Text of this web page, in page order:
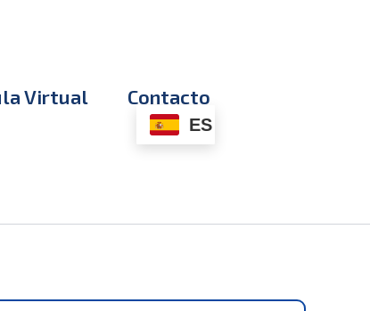
Virtual
Contacto
ES